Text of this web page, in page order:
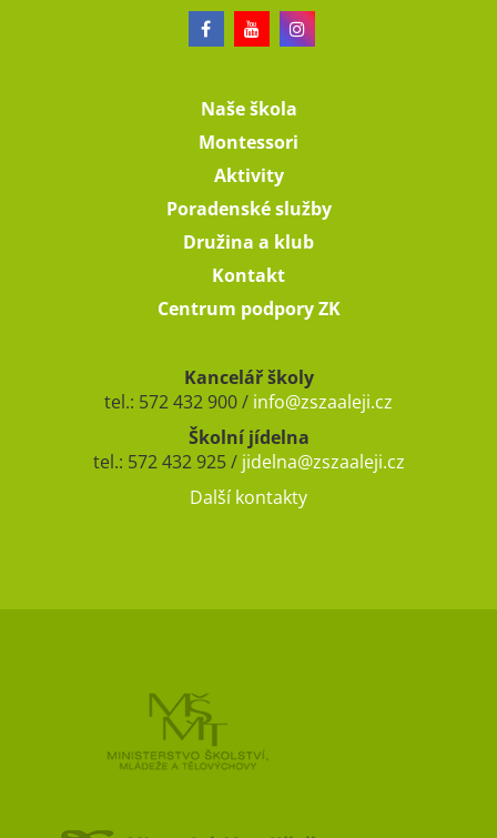
Naše škola
Montessori
Aktivity
Poradenské služby
Družina a klub
Kontakt
Centrum podpory ZK
Kancelář školy
tel.: 572 432 900 / info@zszaaleji.cz
Školní jídelna
tel.: 572 432 925 / jidelna@zszaaleji.cz
Další kontakty